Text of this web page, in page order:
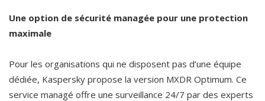
Une option de sécurité managée pour une protection
maximale
Pour les organisations qui ne disposent pas d’une équipe
dédiée, Kaspersky propose la version MXDR Optimum. Ce
service managé offre une surveillance 24/7 par des experts